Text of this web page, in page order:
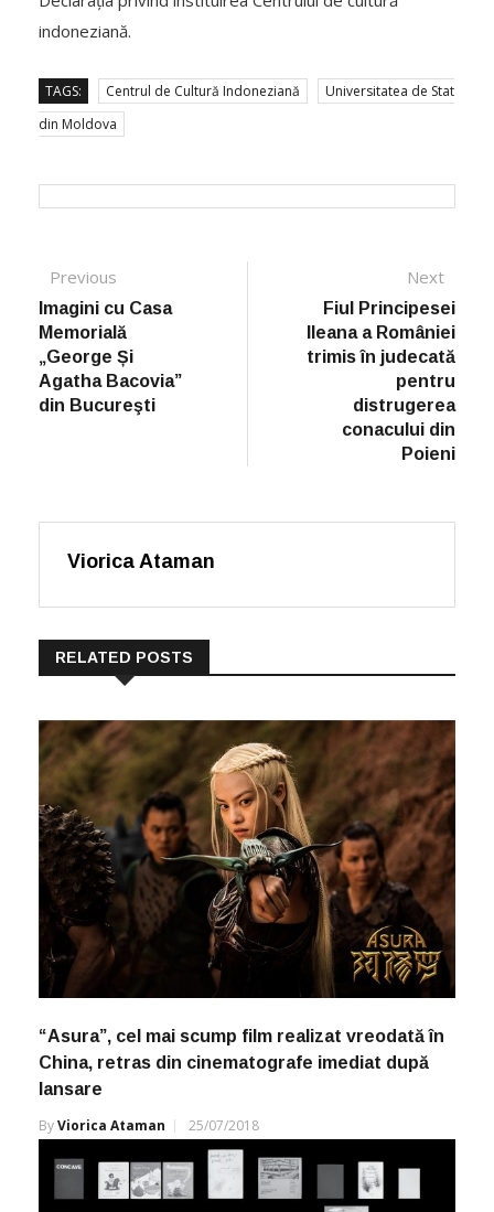
indoneziană.
TAGS: Centrul de Cultură Indoneziană
Universitatea de Stat
din Moldova
Post navigation
Previous
Imagini cu Casa
Memorială
„George Și
Agatha Bacovia”
din Bucureşti
Next
Fiul Principesei
Ileana a României
trimis în judecată
pentru
distrugerea
conacului din
Poieni
Viorica Ataman
RELATED POSTS
“Asura”, cel mai scump film realizat vreodată în
China, retras din cinematografe imediat după
lansare
ByViorica Ataman 25/07/2018